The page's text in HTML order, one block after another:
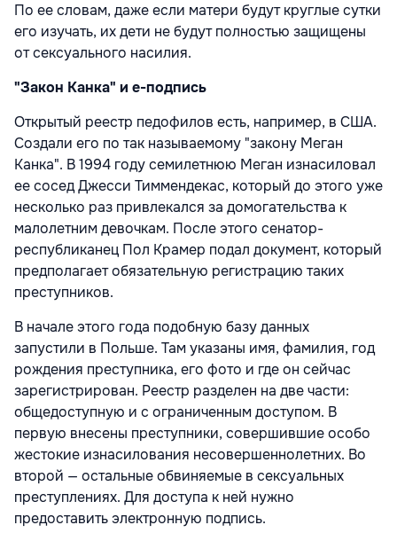
По ее словам, даже если матери будут круглые сутки
его изучать, их дети не будут полностью защищены
от сексуального насилия.
"Закон Канка" и е-подпись
Открытый реестр педофилов есть, например, в США.
Создали его по так называемому "закону Меган
Канка". В 1994 году семилетнюю Меган изнасиловал
ее сосед Джесси Тиммендекас, который до этого уже
несколько раз привлекался за домогательства к
малолетним девочкам. После этого сенатор-
республиканец Пол Крамер подал документ, который
предполагает обязательную регистрацию таких
преступников.
В начале этого года подобную базу данных
запустили в Польше. Там указаны имя, фамилия, год
рождения преступника, его фото и где он сейчас
зарегистрирован. Реестр разделен на две части:
общедоступную и с ограниченным доступом. В
первую внесены преступники, совершившие особо
жестокие изнасилования несовершеннолетних. Во
второй — остальные обвиняемые в сексуальных
преступлениях. Для доступа к ней нужно
предоставить электронную подпись.